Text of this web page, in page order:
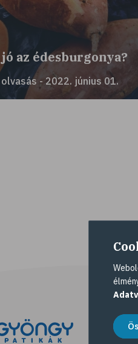
az édesburgonya?
- 2022. június 01.